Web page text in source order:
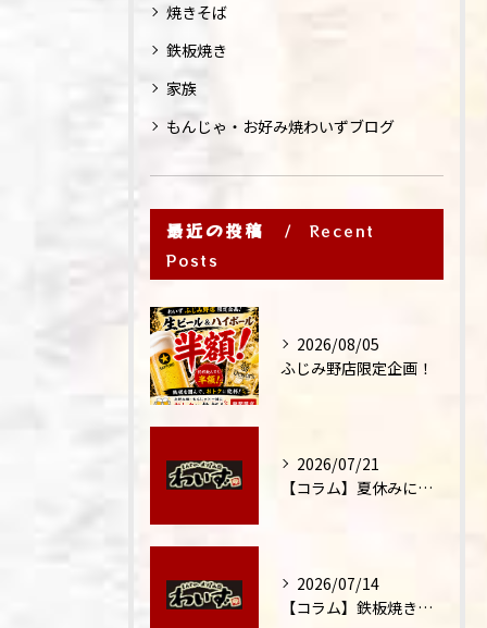
焼きそば
鉄板焼き
家族
もんじゃ・お好み焼わいずブログ
最近の投稿
Recent
Posts
2026/08/05
ふじみ野店限定企画！
2026/07/21
【コラム】夏休みに家族外食が増える理由
2026/07/14
【コラム】鉄板焼きが"コミュニケーション飯"と呼ばれる理由